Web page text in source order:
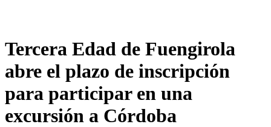
Tercera Edad de Fuengirola
abre el plazo de inscripción
para participar en una
excursión a Córdoba